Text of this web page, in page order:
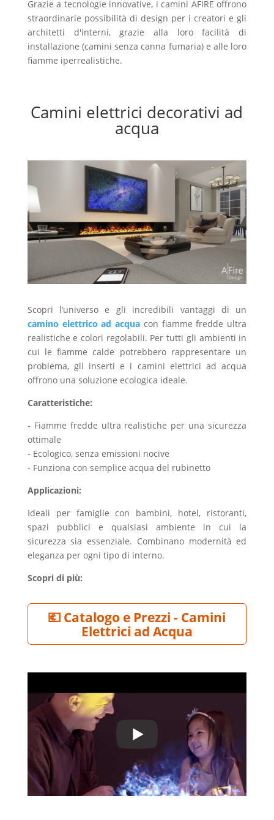
Grazie a tecnologie innovative, i camini AFIRE offrono
straordinarie possibilità di design per i creatori e gli
architetti d'interni, grazie alla loro facilità di
installazione (camini senza canna fumaria) e alle loro
fiamme iperrealistiche.
Camini elettrici decorativi ad
acqua
Scopri l’universo e gli incredibili vantaggi di un
camino elettrico ad acqua con fiamme fredde ultra
realistiche e colori regolabili. Per tutti gli ambienti in
cui le fiamme calde potrebbero rappresentare un
problema, gli inserti e i camini elettrici ad acqua
offrono una soluzione ecologica ideale.
Caratteristiche:
- Fiamme fredde ultra realistiche per una sicurezza
ottimale
- Ecologico, senza emissioni nocive
- Funziona con semplice acqua del rubinetto
Applicazioni:
Ideali per famiglie con bambini, hotel, ristoranti,
spazi pubblici e qualsiasi ambiente in cui la
sicurezza sia essenziale. Combinano modernità ed
eleganza per ogni tipo di interno.
Scopri di più:
💶 Catalogo e Prezzi - Camini
Elettrici ad Acqua